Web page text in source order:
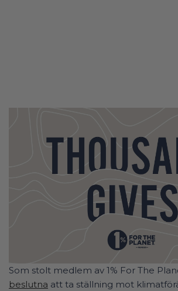
Som stolt medlem av 1% For The
beslutna att ta ställning mot